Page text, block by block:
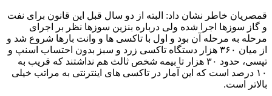
قمصریان خاطر نشان داد: البته از دو سال قبل این قانون برای نفت
و گاز سوزها اجرا شده ولی درباره بنزین سوزها نظر بر اجرای
مرحله به مرحله آن بود و اول با تاکسی ها و وانت بارها شروع شد و
از میان ۳۶۰ هزار دستگاه تاکسی زرد و سبز بدون احتساب اسنپ و
تپسی، حدود ۳۰ هزار تا بیمه شخص ثالث هم نداشتند که قریب به
۱۰ درصد است که این آمار در تاکسی های اینترنتی به مراتب خیلی
بالاتر است.